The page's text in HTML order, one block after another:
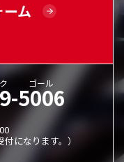
ム
5006
ゴール
になります。）